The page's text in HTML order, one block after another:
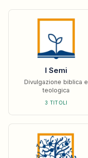
I Semi
Divulgazione biblica e
teologica
3 TITOLI